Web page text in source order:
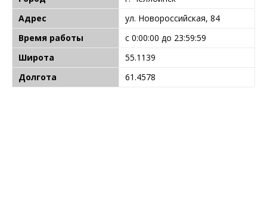
Адрес
ул. Новороссийская, 84
Время работы
с 0:00:00 до 23:59:59
Широта
55.1139
Долгота
61.4578